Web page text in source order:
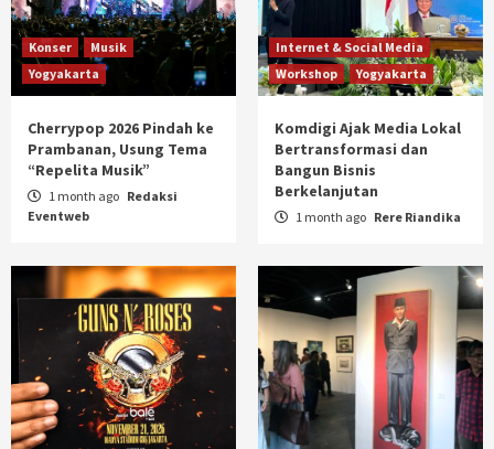
Konser
Musik
Yogyakarta
Cherrypop 2026 Pindah ke
Prambanan, Usung Tema
“Repelita Musik”
1 month ago Redaksi
Eventweb
Internet & Social Media
Workshop
Yogyakarta
Komdigi Ajak Media Lokal
Bertransformasi dan
Bangun Bisnis
Berkelanjutan
1 month ago Rere Riandika